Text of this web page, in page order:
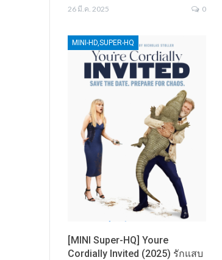
26 มี.ค. 2025 0
MINI-HD,SUPER-HQ
[MINI Super-HQ] Youre
Cordially Invited (2025) รักแสบ